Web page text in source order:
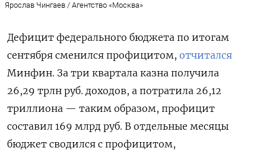
Ярослав Чингаев / Агентство «Москва»
Дефицит федерального бюджета по итогам
сентября сменился профицитом, отчитался
Минфин. За три квартала казна получила
26,29 трлн руб. доходов, а потратила 26,12
триллиона — таким образом, профицит
составил 169 млрд руб. В отдельные месяцы
бюджет сводился с профицитом,